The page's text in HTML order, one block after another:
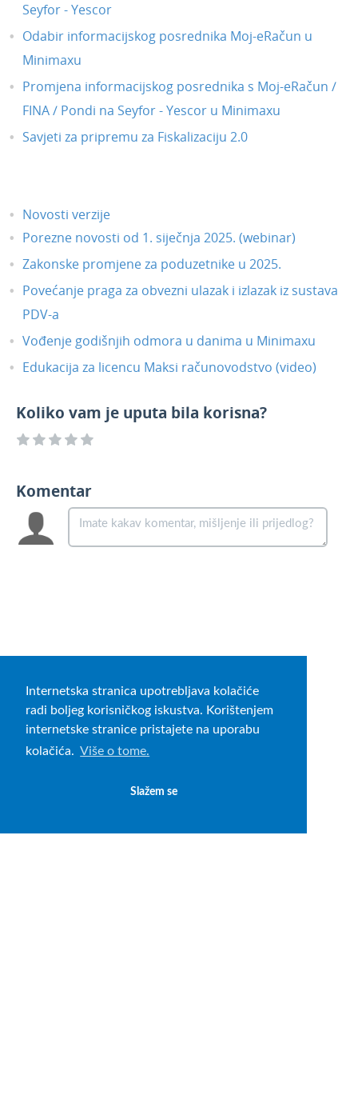
Internetska stranica upotrebljava kolačiće
radi boljeg korisničkog iskustva. Korištenjem
internetske stranice pristajete na uporabu
kolačića. Više o tome.
Slažem se
Seyfor - Yescor
Odabir informacijskog posrednika Moj-eRačun u
Minimaxu
Promjena informacijskog posrednika s Moj-eRačun /
FINA / Pondi na Seyfor - Yescor u Minimaxu
Savjeti za pripremu za Fiskalizaciju 2.0
Novosti verzije
Porezne novosti od 1. siječnja 2025. (webinar)
Zakonske promjene za poduzetnike u 2025.
Povećanje praga za obvezni ulazak i izlazak iz sustava
PDV-a
Vođenje godišnjih odmora u danima u Minimaxu
Edukacija za licencu Maksi računovodstvo (video)
Koliko vam je uputa bila korisna?
Komentar